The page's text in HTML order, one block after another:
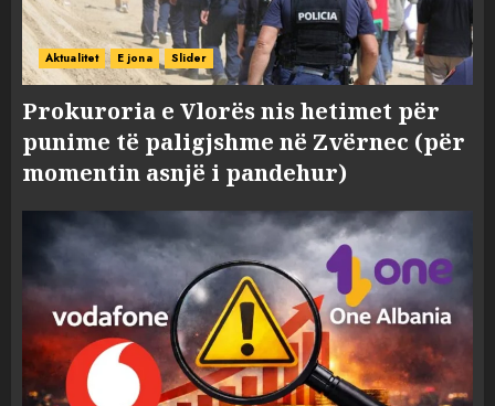
Aktualitet E jona Slider
Prokuroria e Vlorës nis hetimet për
punime të paligjshme në Zvërnec (për
momentin asnjë i pandehur)